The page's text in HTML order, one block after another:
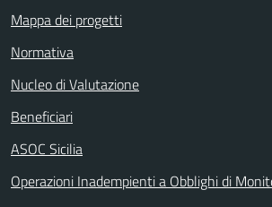
Mappa dei progetti
Normativa
Nucleo di Valutazione
Beneficiari
ASOC Sicilia
Operazioni Inadempienti a Obblighi di